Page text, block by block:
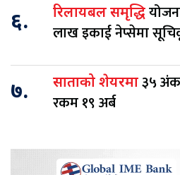
६. रिलायबल समृद्धि
लाख इकाई नेप्सेमा
७. साताको शेयरमा३५
रकम १९ अर्ब